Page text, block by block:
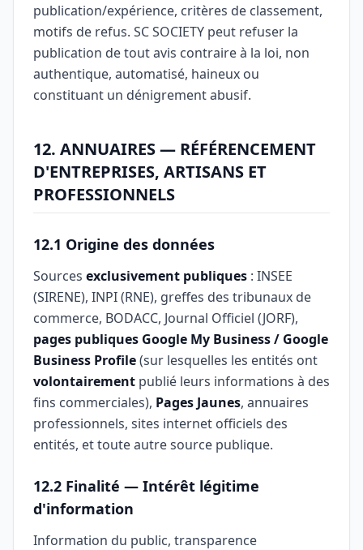
publication/expérience, critères de classement,
motifs de refus. SC SOCIETY peut refuser la
publication de tout avis contraire à la loi, non
authentique, automatisé, haineux ou
constituant un dénigrement abusif.
12. ANNUAIRES — RÉFÉRENCEMENT
D'ENTREPRISES, ARTISANS ET
PROFESSIONNELS
12.1 Origine des données
Sources exclusivement publiques : INSEE
(SIRENE), INPI (RNE), greffes des tribunaux de
commerce, BODACC, Journal Officiel (JORF),
pages publiques Google My Business / Google
Business Profile(sur lesquelles les entités ont
volontairement publié leurs informations à des
fins commerciales), Pages Jaunes, annuaires
professionnels, sites internet officiels des
entités, et toute autre source publique.
12.2 Finalité — Intérêt légitime
d'information
Information du public, transparence